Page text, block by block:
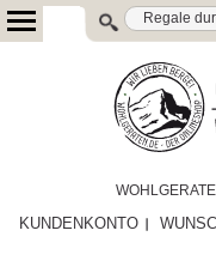
KUNDENKONTO